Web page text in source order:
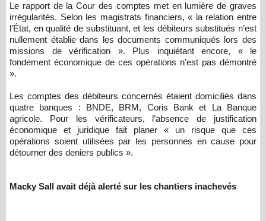
Le rapport de la Cour des comptes met en lumière de graves
irrégularités. Selon les magistrats financiers, « la relation entre
l’État, en qualité de substituant, et les débiteurs substitués n’est
nullement établie dans les documents communiqués lors des
missions de vérification ». Plus inquiétant encore, « le
fondement économique de ces opérations n’est pas démontré
».
Les comptes des débiteurs concernés étaient domiciliés dans
quatre banques : BNDE, BRM, Coris Bank et La Banque
agricole. Pour les vérificateurs, l’absence de justification
économique et juridique fait planer « un risque que ces
opérations soient utilisées par les personnes en cause pour
détourner des deniers publics ».
Macky Sall avait déjà alerté sur les chantiers inachevés